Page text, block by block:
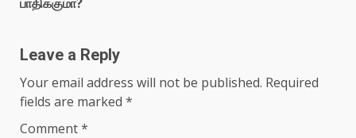
Leave a Reply
Your email address will not be published. Required
fields are marked *
Comment*